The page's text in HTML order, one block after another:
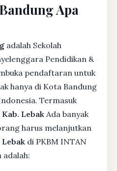
Apa
adalah Sekolah
Pendidikan &
pendaftaran untuk
hanya di Kota Bandung
Termasuk
Lebak Ada banyak
harus melanjutkan
Lebak di PKBM INTAN
adalah: